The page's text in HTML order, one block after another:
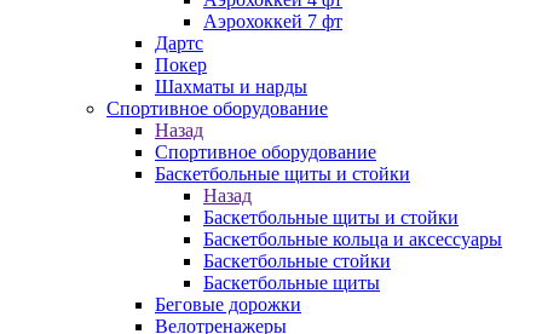
Аэрохоккей 7 фт
Дартс
Покер
Шахматы и нарды
Спортивное оборудование
Назад
Спортивное оборудование
Баскетбольные щиты и стойки
Назад
Баскетбольные щиты и стойки
Баскетбольные кольца и аксессуары
Баскетбольные стойки
Баскетбольные щиты
Беговые дорожки
Велотренажеры